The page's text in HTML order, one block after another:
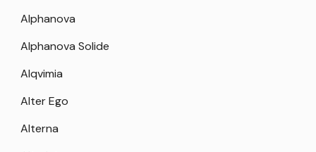
Alphanova
Alphanova Solide
Alqvimia
Alter Ego
Alterna